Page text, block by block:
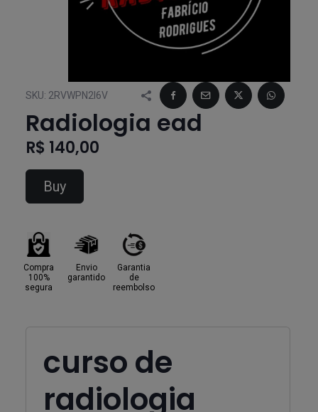
SKU: 2RVWPN2I6V
Radiologia ead
R$ 140,00
Buy
Compra
100%
segura
Envio
garantido
Garantia
de
reembolso
curso de
radiologia